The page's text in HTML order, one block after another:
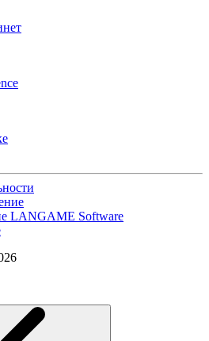
LANGAME Software